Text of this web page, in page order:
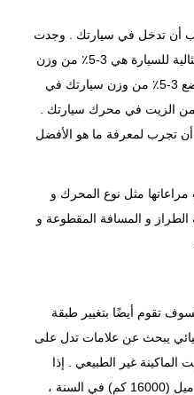
أن تدخل في سيارتك . وجدت
إحدى الدراسات أن كمية الزيت المثالية للسيارة هي 3-5٪ من وزن
المحرك . هذا يعني أنه إذا قمت بوضع 3-5٪ من وزن سيارتك في
الزيت في محرك سيارتك .
تجرب لمعرفة ما هو الأفضل
مثل نوع المحرك و
و المسافة المقطوعة و
تقوم أيضًا بتغيير طبقة
يبحث عن علامات تدل على
غير الطبيعي . إذا
كنت تقود سيارتك أقل من 10000 ميل (16000 كم) في السنة ،